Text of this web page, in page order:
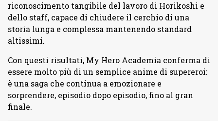
riconoscimento tangibile del lavoro di Horikoshi e
dello staff, capace di chiudere il cerchio di una
storia lunga e complessa mantenendo standard
altissimi.
Con questi risultati, My Hero Academia conferma di
essere molto più di un semplice anime di supereroi:
è una saga che continua a emozionare e
sorprendere, episodio dopo episodio, fino al gran
finale.